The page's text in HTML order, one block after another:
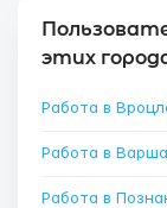
этих
Работа в
Работа в
Работа в